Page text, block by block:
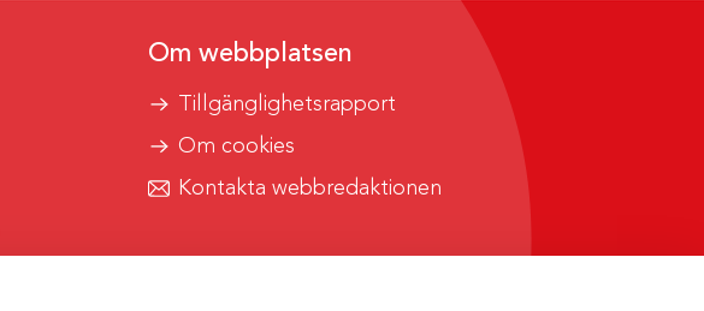
Om webbplatsen
Tillgänglighetsrapport
Om cookies
Kontakta webbredaktionen